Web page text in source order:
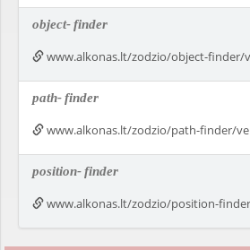
object-finder
www.alkonas.lt/zodzio/object-finder/
path-finder
www.alkonas.lt/zodzio/path-finder/
position-finder
www.alkonas.lt/zodzio/position-